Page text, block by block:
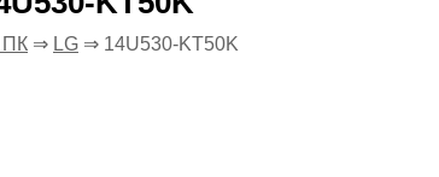
ПК ⇒ LG ⇒ 14U530-KT50K